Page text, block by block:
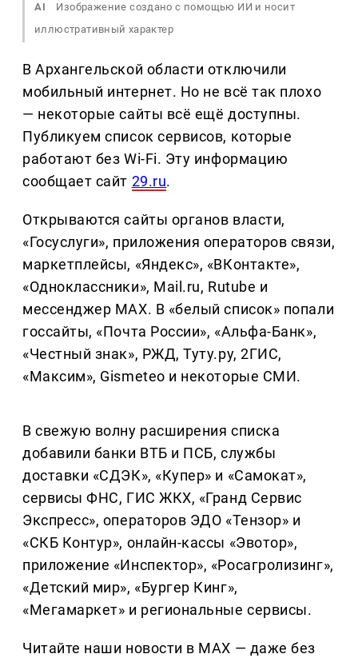
AI
Изображение создано с помощью ИИ и носит
иллюстративный характер
В Архангельской области отключили
мобильный интернет. Но не всё так плохо
— некоторые сайты всё ещё доступны.
Публикуем список сервисов, которые
работают без Wi-Fi. Эту информацию
сообщает сайт 29.ru.
Открываются сайты органов власти,
«Госуслуги», приложения операторов связи,
маркетплейсы, «Яндекс», «ВКонтакте»,
«Одноклассники», Mail.ru, Rutube и
мессенджер МАХ. В «белый список» попали
госсайты, «Почта России», «Альфа-Банк»,
«Честный знак», РЖД, Туту.ру, 2ГИС,
«Максим», Gismeteo и некоторые СМИ.
В свежую волну расширения списка
добавили банки ВТБ и ПСБ, службы
доставки «СДЭК», «Купер» и «Самокат»,
сервисы ФНС, ГИС ЖКХ, «Гранд Сервис
Экспресс», операторов ЭДО «Тензор» и
«СКБ Контур», онлайн-кассы «Эвотор»,
приложение «Инспектор», «Росагролизинг»,
«Детский мир», «Бургер Кинг»,
«Мегамаркет» и региональные сервисы.
Читайте наши новости в MAX — даже без